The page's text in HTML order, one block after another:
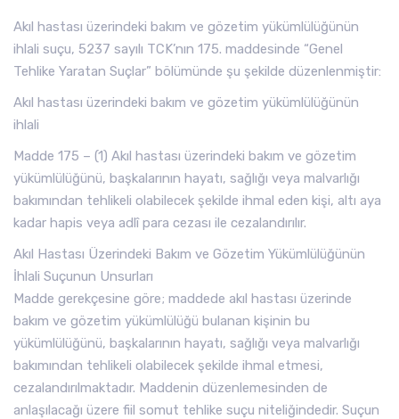
Akıl hastası üzerindeki bakım ve gözetim yükümlülüğünün
ihlali suçu, 5237 sayılı TCK’nın 175. maddesinde “Genel
Tehlike Yaratan Suçlar” bölümünde şu şekilde düzenlenmiştir:
Akıl hastası üzerindeki bakım ve gözetim yükümlülüğünün
ihlali
Madde 175 – (1) Akıl hastası üzerindeki bakım ve gözetim
yükümlülüğünü, başkalarının hayatı, sağlığı veya malvarlığı
bakımından tehlikeli olabilecek şekilde ihmal eden kişi, altı aya
kadar hapis veya adlî para cezası ile cezalandırılır.
Akıl Hastası Üzerindeki Bakım ve Gözetim Yükümlülüğünün
İhlali Suçunun Unsurları
Madde gerekçesine göre; maddede akıl hastası üzerinde
bakım ve gözetim yükümlülüğü bulanan kişinin bu
yükümlülüğünü, başkalarının hayatı, sağlığı veya malvarlığı
bakımından tehlikeli olabilecek şekilde ihmal etmesi,
cezalandırılmaktadır. Maddenin düzenlemesinden de
anlaşılacağı üzere fiil somut tehlike suçu niteliğindedir. Suçun